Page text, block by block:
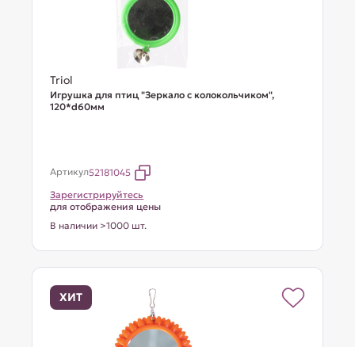
Triol
Игрушка для птиц "Зеркало с колокольчиком",
120*d60мм
Артикул52181045
Зарегистрируйтесь
для отображения цены
В наличии >1000 шт.
ХИТ